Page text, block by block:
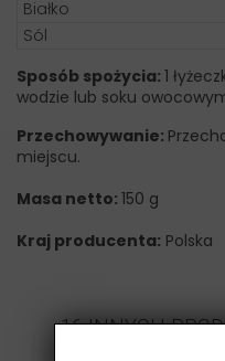
Białko
Sól
Sposób spożycia: 1
wodzie lub soku
Przechowywanie:
miejscu.
Masa netto: 150 g
Kraj producenta: Polska
16 INNYCH